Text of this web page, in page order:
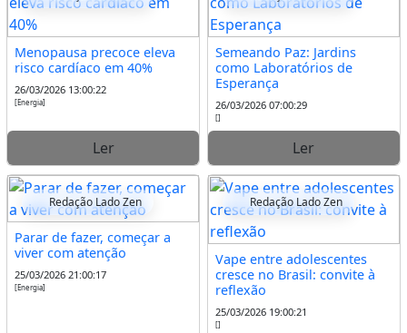
Menopausa precoce eleva
risco cardíaco em 40%
26/03/2026 13:00:22
[Energia]
Ler
Semeando Paz: Jardins
como Laboratórios de
Esperança
26/03/2026 07:00:29
[]
Ler
Redação Lado Zen
Parar de fazer, começar a
viver com atenção
25/03/2026 21:00:17
[Energia]
Redação Lado Zen
Vape entre adolescentes
cresce no Brasil: convite à
reflexão
25/03/2026 19:00:21
[]